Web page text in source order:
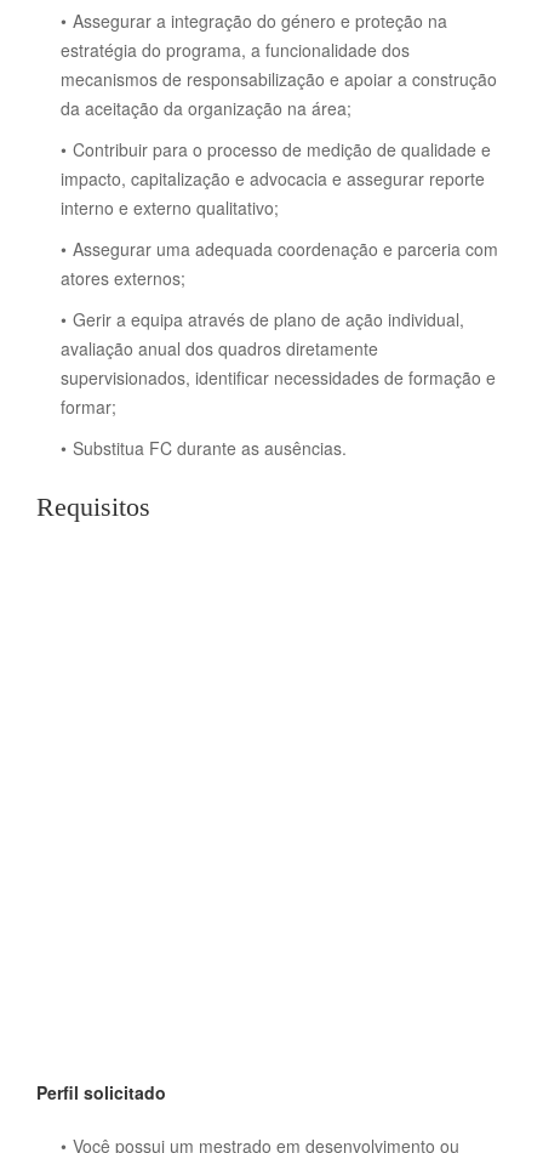
Assegurar a integração do género e proteção na
estratégia do programa, a funcionalidade dos
mecanismos de responsabilização e apoiar a construção
da aceitação da organização na área;
Contribuir para o processo de medição de qualidade e
impacto, capitalização e advocacia e assegurar reporte
interno e externo qualitativo;
Assegurar uma adequada coordenação e parceria com
atores externos;
Gerir a equipa através de plano de ação individual,
avaliação anual dos quadros diretamente
supervisionados, identificar necessidades de formação e
formar;
Substitua FC durante as ausências.
Requisitos
Perfil solicitado
Você possui um mestrado em desenvolvimento ou